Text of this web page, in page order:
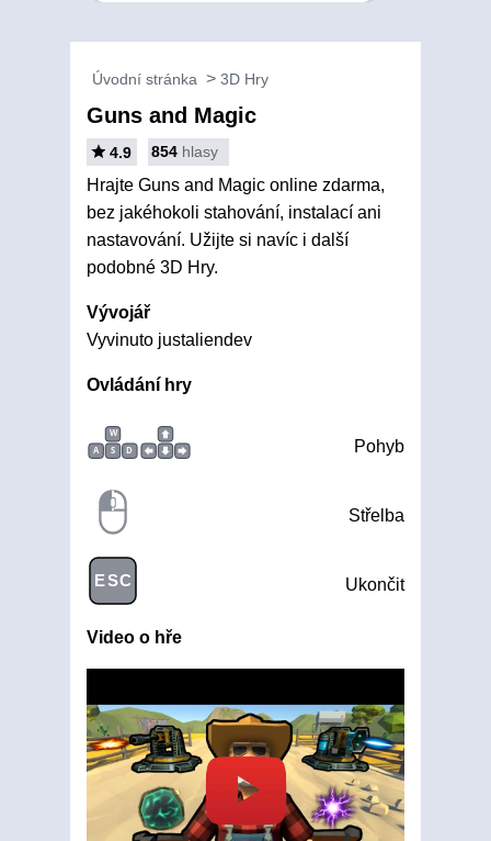
Úvodní stránka 3D Hry
Guns and Magic
4.9 854 hlasy
Hrajte Guns and Magic online zdarma,
bez jakéhokoli stahování, instalací ani
nastavování. Užijte si navíc i další
podobné 3D Hry.
Vývojář
Vyvinuto justaliendev
Ovládání hry
W
A
S D Pohyb
Střelba
ESC Ukončit
Video o hře